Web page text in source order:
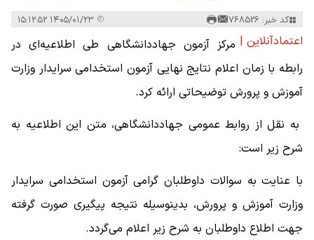
کد خبر: 768526
اعتمادآنلاین | مرکز آزمون جهاددانشگاهی طی اطلاعیه‌ای در
رابطه با زمان اعلام نتایج نهایی آزمون استخدامی سرایدار وزارت
آموزش و پرورش توضیحاتی ارائه کرد.
به نقل از روابط عمومی جهاددانشگاهی، متن این اطلاعیه به
شرح زیر است:
با عنایت به سوالات داوطلبان گرامی آزمون استخدامی سرایدار
وزارت آموزش و پرورش، بدینوسیله نتیجه پیگیری صورت گرفته
جهت اطلاع داوطلبان به شرح زیر اعلام می‌گردد.